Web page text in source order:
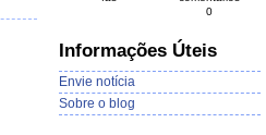
0
Informações Úteis
Envie notícia
Sobre o blog